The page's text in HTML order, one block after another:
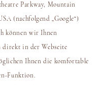
Parkway, Mountain
(nachfolgend „Google“)
können wir Ihnen
direkt in der Webseite
Ihnen die komfortable
Funktion.